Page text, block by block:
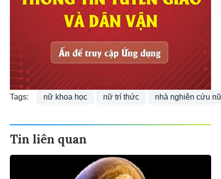
Tags: nữ khoa học nữ trí thức nhà nghiên cứu
Tin liên quan